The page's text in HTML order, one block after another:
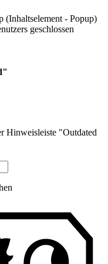
(Inhaltselement - Popup)
geschlossen
Hinweisleiste "Outdated